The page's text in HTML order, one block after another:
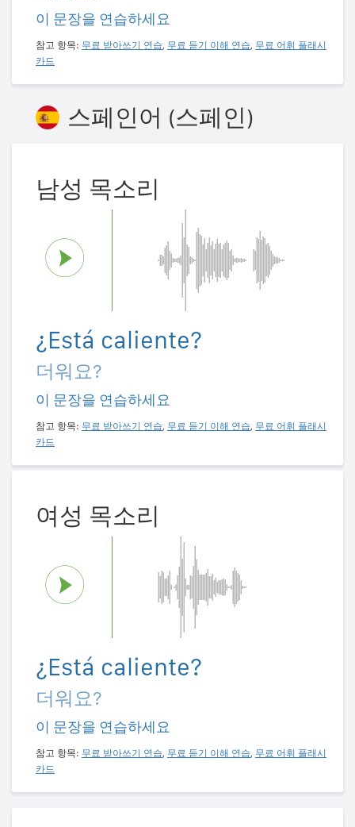
이 문장을 연습하세요
참고 항목: 무료 받아쓰기 연습, 무료 듣기 이해 연습, 무료 어휘 플래시
카드
스페인어 (스페인)
남성 목소리
¿Está caliente?
더워요?
이 문장을 연습하세요
참고 항목: 무료 받아쓰기 연습, 무료 듣기 이해 연습, 무료 어휘 플래시
카드
여성 목소리
¿Está caliente?
더워요?
이 문장을 연습하세요
참고 항목: 무료 받아쓰기 연습, 무료 듣기 이해 연습, 무료 어휘 플래시
카드